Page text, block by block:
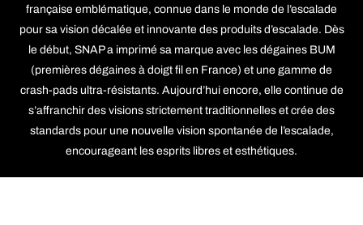
française emblématique, connue dans le monde de l’escalade
pour sa vision décalée et innovante des produits d’escalade. Dès
le début, SNAP a imprimé sa marque avec les dégaines BUM
(premières dégaines à doigt fil en France) et une gamme de
crash-pads ultra-résistants. Aujourd’hui encore, elle continue de
s’affranchir des visions strictement traditionnelles et crée des
standards pour une nouvelle vision spontanée de l’escalade,
encourageant les esprits libres et esthétiques.